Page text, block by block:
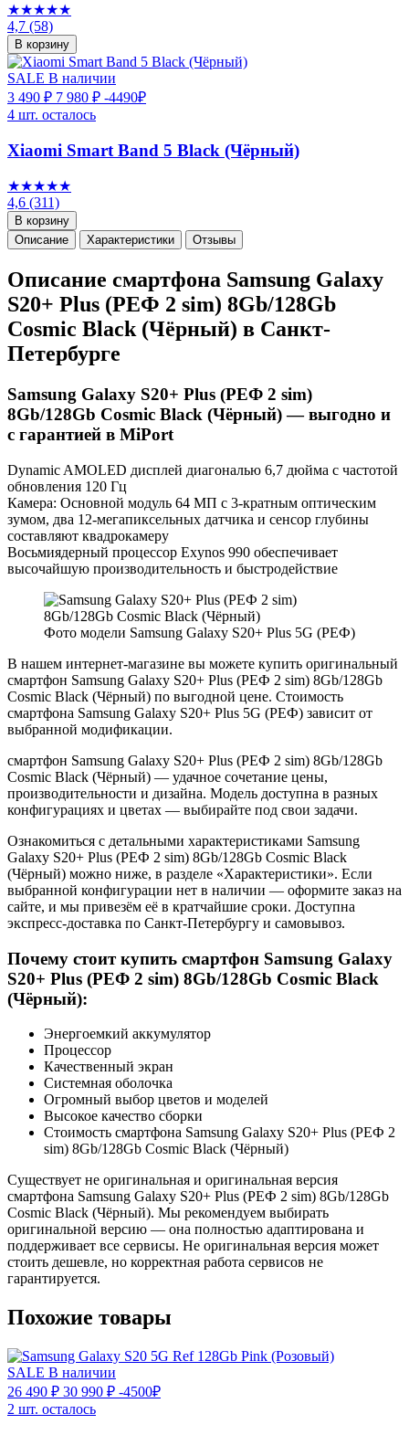
★★★★★
4,7 (58)
В корзину
SALE В наличии
3 490 ₽ 7 980 ₽ -4490₽
4 шт. осталось
Xiaomi Smart Band 5 Black (Чёрный)
★★★★★
4,6 (311)
В корзину
Описание
Характеристики Отзывы
Описание смартфона Samsung Galaxy
S20+ Plus (РЕФ 2 sim) 8Gb/128Gb
Cosmic Black (Чёрный) в Санкт-
Петербурге
Samsung Galaxy S20+ Plus (РЕФ 2 sim)
8Gb/128Gb Cosmic Black (Чёрный) — выгодно и
с гарантией в MiPort
Dynamic AMOLED дисплей диагональю 6,7 дюйма с частотой
обновления 120 Гц
Камера: Основной модуль 64 МП с 3-кратным оптическим
зумом, два 12-мегапиксельных датчика и сенсор глубины
составляют квадрокамеру
Восьмиядерный процессор Exynos 990 обеспечивает
высочайшую производительность и быстродействие
Фото модели Samsung Galaxy S20+ Plus 5G (РЕФ)
В нашем интернет-магазине вы можете купить оригинальный
смартфон Samsung Galaxy S20+ Plus (РЕФ 2 sim) 8Gb/128Gb
Cosmic Black (Чёрный) по выгодной цене. Стоимость
смартфона Samsung Galaxy S20+ Plus 5G (РЕФ) зависит от
выбранной модификации.
смартфон Samsung Galaxy S20+ Plus (РЕФ 2 sim) 8Gb/128Gb
Cosmic Black (Чёрный) — удачное сочетание цены,
производительности и дизайна. Модель доступна в разных
конфигурациях и цветах — выбирайте под свои задачи.
Ознакомиться с детальными характеристиками Samsung
Galaxy S20+ Plus (РЕФ 2 sim) 8Gb/128Gb Cosmic Black
(Чёрный) можно ниже, в разделе «Характеристики». Если
выбранной конфигурации нет в наличии — оформите заказ на
сайте, и мы привезём её в кратчайшие сроки. Доступна
экспресс-доставка по Санкт-Петербургу и самовывоз.
Почему стоит купить смартфон Samsung Galaxy
S20+ Plus (РЕФ 2 sim) 8Gb/128Gb Cosmic Black
(Чёрный):
Энергоемкий аккумулятор
Процессор
Качественный экран
Системная оболочка
Огромный выбор цветов и моделей
Высокое качество сборки
Стоимость смартфона Samsung Galaxy S20+ Plus (РЕФ 2
sim) 8Gb/128Gb Cosmic Black (Чёрный)
Существует не оригинальная и оригинальная версия
смартфона Samsung Galaxy S20+ Plus (РЕФ 2 sim) 8Gb/128Gb
Cosmic Black (Чёрный). Мы рекомендуем выбирать
оригинальной версию — она полностью адаптирована и
поддерживает все сервисы. Не оригинальная версия может
стоить дешевле, но корректная работа сервисов не
гарантируется.
Похожие товары
SALE В наличии
26 490 ₽ 30 990 ₽ -4500₽
2 шт. осталось